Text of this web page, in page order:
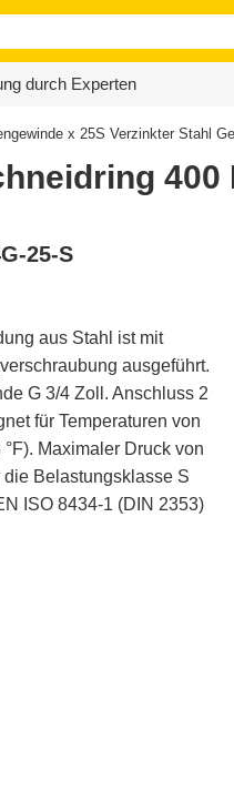
durch Experten
x 25S Verzinkter Stahl
400
25-S
aus Stahl ist mit
ausgeführt.
G 3/4 Zoll. Anschluss 2
für Temperaturen von
Maximaler Druck von
Belastungsklasse S
ISO 8434-1 (DIN 2353)